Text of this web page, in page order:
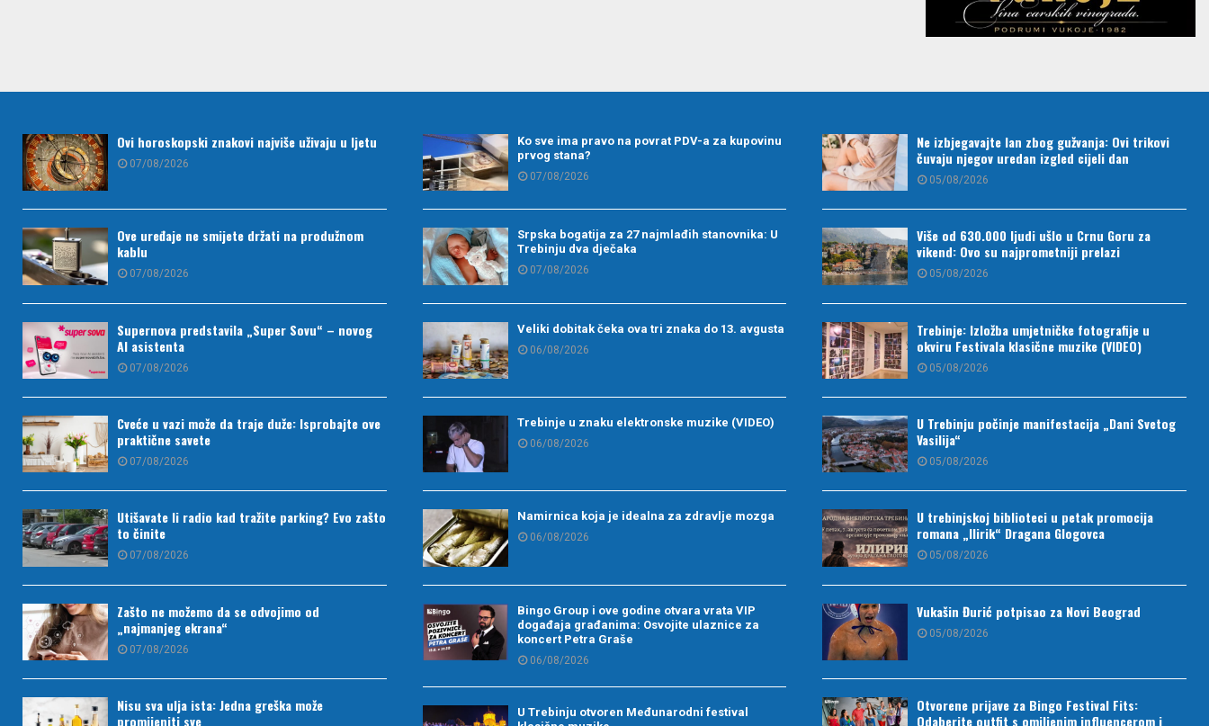
Ovi horoskopski znakovi najviše uživaju u ljetu
07/08/2026
Ove uređaje ne smijete držati na produžnom
kablu
07/08/2026
Supernova predstavila „Super Sovu“ – novog
AI asistenta
07/08/2026
Cveće u vazi može da traje duže: Isprobajte ove
praktične savete
07/08/2026
Utišavate li radio kad tražite parking? Evo zašto
to činite
07/08/2026
Zašto ne možemo da se odvojimo od
„najmanjeg ekrana“
07/08/2026
Nisu sva ulja ista: Jedna greška može
promijeniti sve
Ko sve ima pravo na povrat PDV-a za kupovinu
prvog stana?
07/08/2026
Srpska bogatija za 27 najmlađih stanovnika: U
Trebinju dva dječaka
07/08/2026
Veliki dobitak čeka ova tri znaka do 13. avgusta
06/08/2026
Trebinje u znaku elektronske muzike (VIDEO)
06/08/2026
Namirnica koja je idealna za zdravlje mozga
06/08/2026
Bingo Group i ove godine otvara vrata VIP
događaja građanima: Osvojite ulaznice za
koncert Petra Graše
06/08/2026
U Trebinju otvoren Međunarodni festival
Ne izbjegavajte lan zbog gužvanja: Ovi trikovi
čuvaju njegov uredan izgled cijeli dan
05/08/2026
Više od 630.000 ljudi ušlo u Crnu Goru za
vikend: Ovo su najprometniji prelazi
05/08/2026
Trebinje: Izložba umjetničke fotografije u
okviru Festivala klasične muzike (VIDEO)
05/08/2026
U Trebinju počinje manifestacija „Dani Svetog
Vasilija“
05/08/2026
U trebinjskoj biblioteci u petak promocija
romana „Ilirik“ Dragana Glogovca
05/08/2026
Vukašin Đurić potpisao za Novi Beograd
05/08/2026
Otvorene prijave za Bingo Festival Fits:
Odaberite outfit s omiljenim influencerom i